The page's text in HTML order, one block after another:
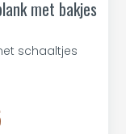
met bakjes
schaaltjes